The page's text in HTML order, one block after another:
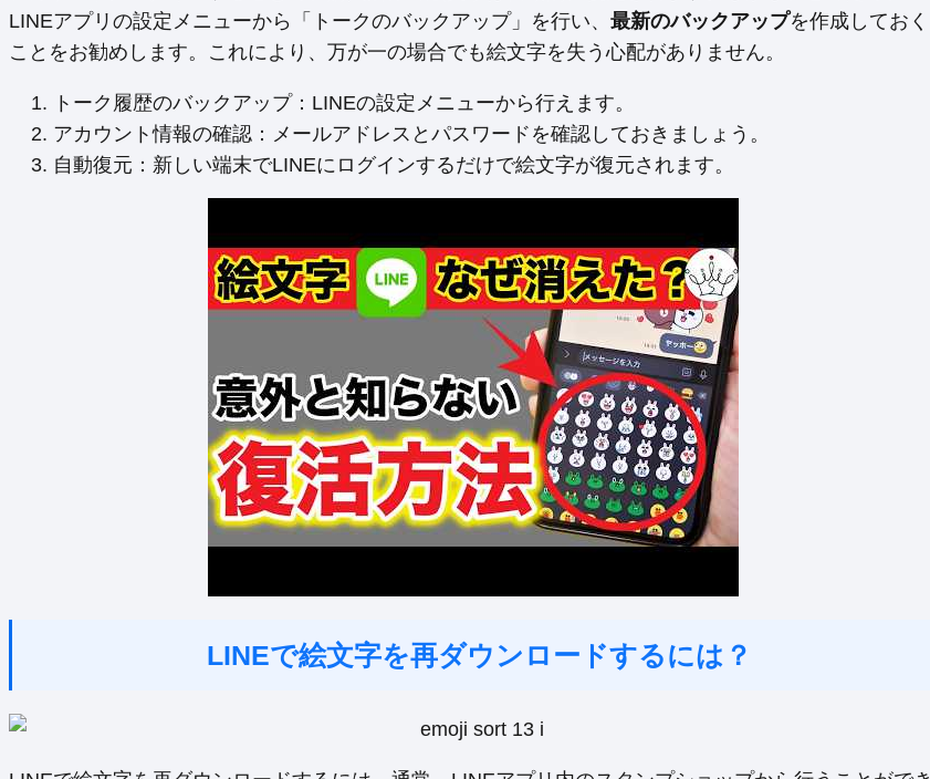
LINEアプリの設定メニューから「トークのバックアップ」を行い、 最新のバックアップを作成しておく
ことをお勧めします。これにより、万が一の場合でも絵文字を失う心配がありません。
トーク履歴のバックアップ：LINEの設定メニューから行えます。
アカウント情報の確認：メールアドレスとパスワードを確認しておきましょう。
自動復元：新しい端末でLINEにログインするだけで絵文字が復元されます。
LINEで絵文字を再ダウンロードするには？